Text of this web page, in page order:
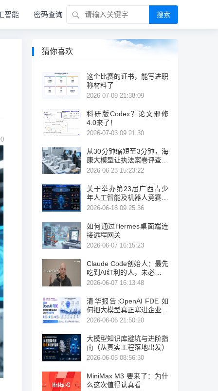
智能 密码查询 搜索
猜你喜欢
这个比赛的证书，能写进职
称材料了
2026-07-09 21:38:09
科研版Codex？论文邪修
4.0来了！
2026-07-03 09:21:30
从30分钟缩短至3分钟，海
康大模型让执法案卷评查提
效10倍！
2026-06-23 15:23:22
关于举办第23届广西青少
年人工智能及机器人竞赛暨
跨区域面向东盟国家邀请赛
2026-06-18 09:25:36
如何通过Hermes桌面端连
接远程网关
2026-06-07 16:15:23
Claude Code创始人：最先
吃到AI红利的人，未必是程
序员
2026-06-07 16:13:48
清华报告:OpenAI FDE 如
何把大模型真正塞进企业的
核心生产线
2026-06-06 21:50:20
大模型知识库避坑与进阶指
南（从真实工程落地出发）
2026-06-05 08:56:30
MiniMax M3 要来了：为什
么这次值得认真看